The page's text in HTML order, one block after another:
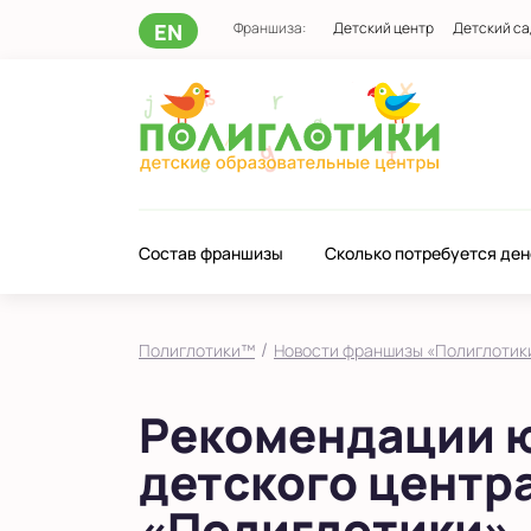
EN Франшиза: Детский центр Детский
Состав франшизы Сколько потребуется
Полиглотики™ / Новости франшизы
Рекомендации
детского